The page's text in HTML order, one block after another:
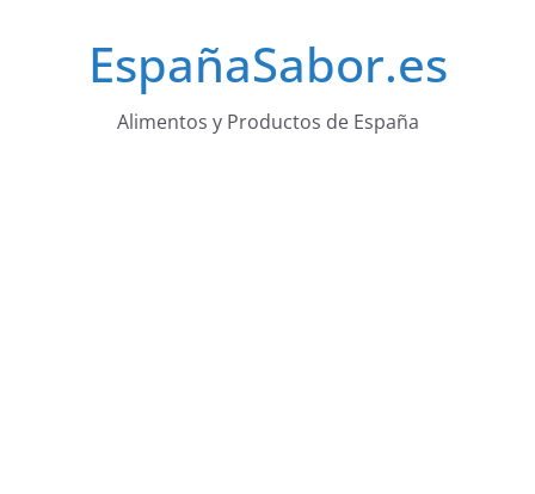
EspañaSabor.es
Alimentos y Productos de España